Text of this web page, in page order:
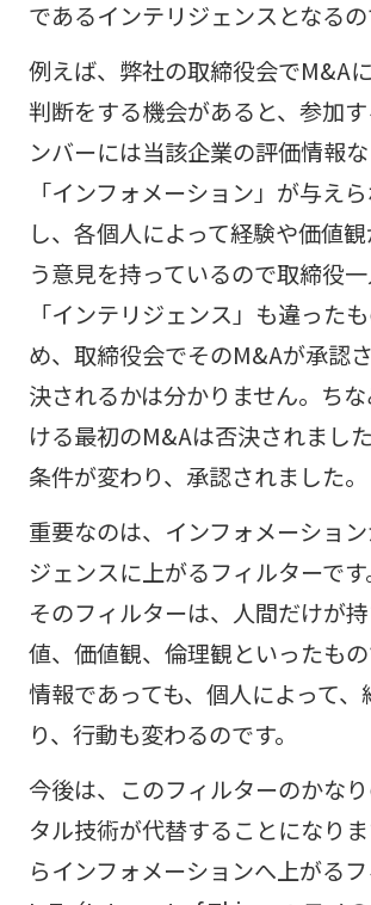
であるインテリジェンスとなるの
例えば、弊社の取締役会でM&A
判断をする機会があると、参加
ンバーには当該企業の評価情報
「インフォメーション」が与え
し、各個人によって経験や価値
う意見を持っているので取締役
「インテリジェンス」も違った
め、取締役会でそのM&Aが承認
決されるかは分かりません。ち
ける最初のM&Aは否決されまし
条件が変わり、承認されました。
重要なのは、インフォメーショ
ジェンスに上がるフィルターです
そのフィルターは、人間だけが
値、価値観、倫理観といったも
情報であっても、個人によって、
り、行動も変わるのです。
今後は、このフィルターのかな
タル技術が代替することになり
らインフォメーションへ上がる